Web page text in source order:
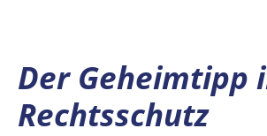
Der Geheimtipp
Rechtsschutz